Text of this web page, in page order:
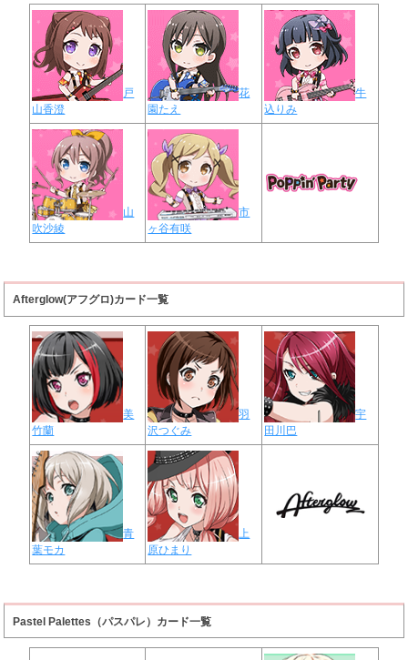
戸
山香澄
花
園たえ
牛
込りみ
山
吹沙綾
市
ヶ谷有咲
Afterglow(アフグロ)カード一覧
美
竹蘭
羽
沢つぐみ
宇
田川巴
青
葉モカ
上
原ひまり
Pastel Palettes（パスパレ）カード一覧